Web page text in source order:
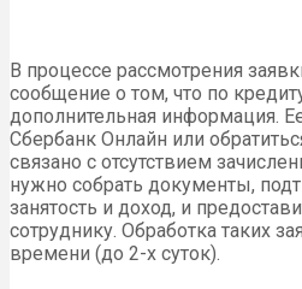
В процессе рассмотрения
сообщение о том, что по
дополнительная информация.
Сбербанк Онлайн или
связано с отсутствием
нужно собрать документы,
занятость и доход, и
сотруднику. Обработка таких
времени (до 2-х суток).